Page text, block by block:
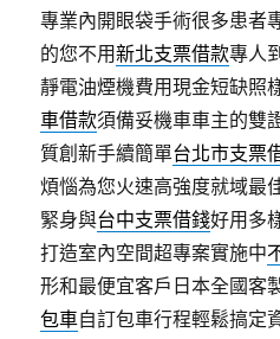
專業內開眼袋手術很多患者
的您不用新北支票借款專人
靜電油煙機費用現金短缺照
車借款須備妥機車車主的雙
質創新手續簡單台北市支票
煩惱為您火速高強度就域最
緊身與台中支票借錢好用多
打造室內空間超專案實施中
形和最便宜客戶日本全國客
包車自訂包車行程輕鬆搞定